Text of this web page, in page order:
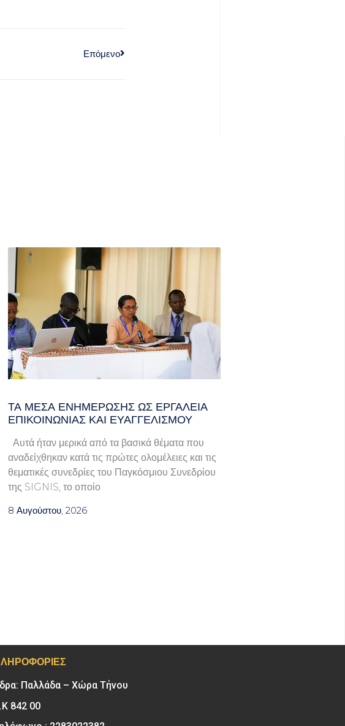
Επόμενο
ΤΑ ΜΈΣΑ ΕΝΗΜΈΡΩΣΗΣ ΩΣ ΕΡΓΑΛΕΊΑ
ΕΠΙΚΟΙΝΩΝΊΑΣ ΚΑΙ ΕΥΑΓΓΕΛΙΣΜΟΎ
Αυτά ήταν μερικά από τα βασικά θέματα που
αναδείχθηκαν κατά τις πρώτες ολομέλειες και τις
θεματικές συνεδρίες του Παγκόσμιου Συνεδρίου
της SIGNIS, το οποίο
8 Αυγούστου, 2026
Παλλάδα – Χώρα Τήνου
842 00